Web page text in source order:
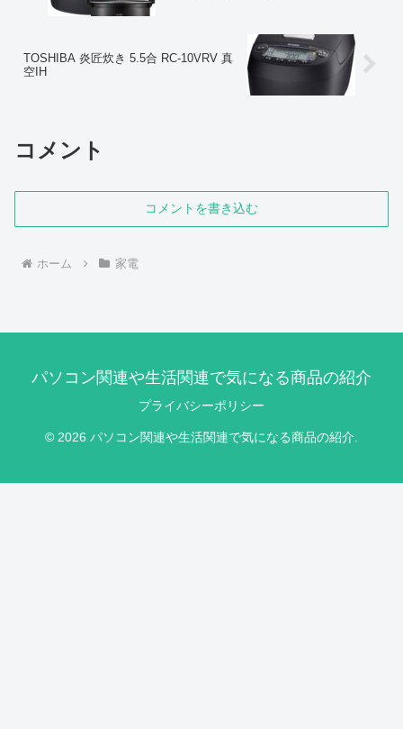
TOSHIBA 炎匠炊き 5.5合 RC-10VRV 真
空IH
コメント
コメントを書き込む
ホーム 家電
パソコン関連や生活関連で気になる商品の紹介
プライバシーポリシー
© 2026 パソコン関連や生活関連で気になる商品の紹介.